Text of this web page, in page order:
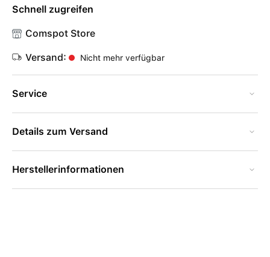
Schnell zugreifen
Comspot Store
Versand: Nicht mehr verfügbar
Service
Details zum Versand
Herstellerinformationen